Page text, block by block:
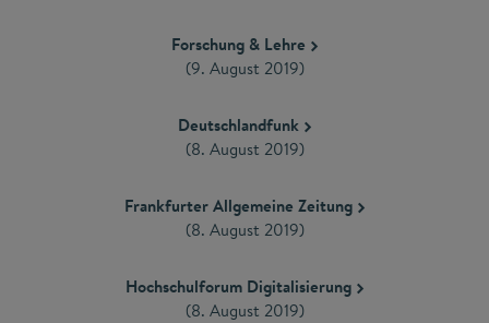
Forschung & Lehre
(9. August 2019)
Deutschlandfunk
(8. August 2019)
Frankfurter Allgemeine Zeitung
(8. August 2019)
Hochschulforum Digitalisierung
(8. August 2019)